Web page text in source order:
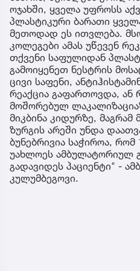
ოჯახში, ყველა უფროსს
პლასტიკური ბარათი
მეთოდად ეს ითვლება.
კოლეგები ამას უწევენ
თქვენი საფულიდან
გამოიყენეთ ნესტრის
ცივი საფენი,
რეაქცია გაფართოვდა, ან
მოშორებულ
მიკბინა კიდურზე, მაგრამ
ზურგის არეში უნდა
ბუნებრივია საჭიროა,
უახლოეს ამბულატორიულ
გადავიდეს პაციენტი" -
კულუმბეგოვი.